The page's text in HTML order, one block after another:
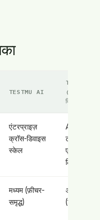
TESTMU AI
(सर्वश्रेष्ठ
विकल्प)
एंटरप्राइज़
क्रॉस-डिवाइस
स्केल
AI-नेटिव देव
टीमों और
एकीकरण के
लिए
मध्यम (फ़ीचर-
समृद्ध)
असाधारण
(शून्य